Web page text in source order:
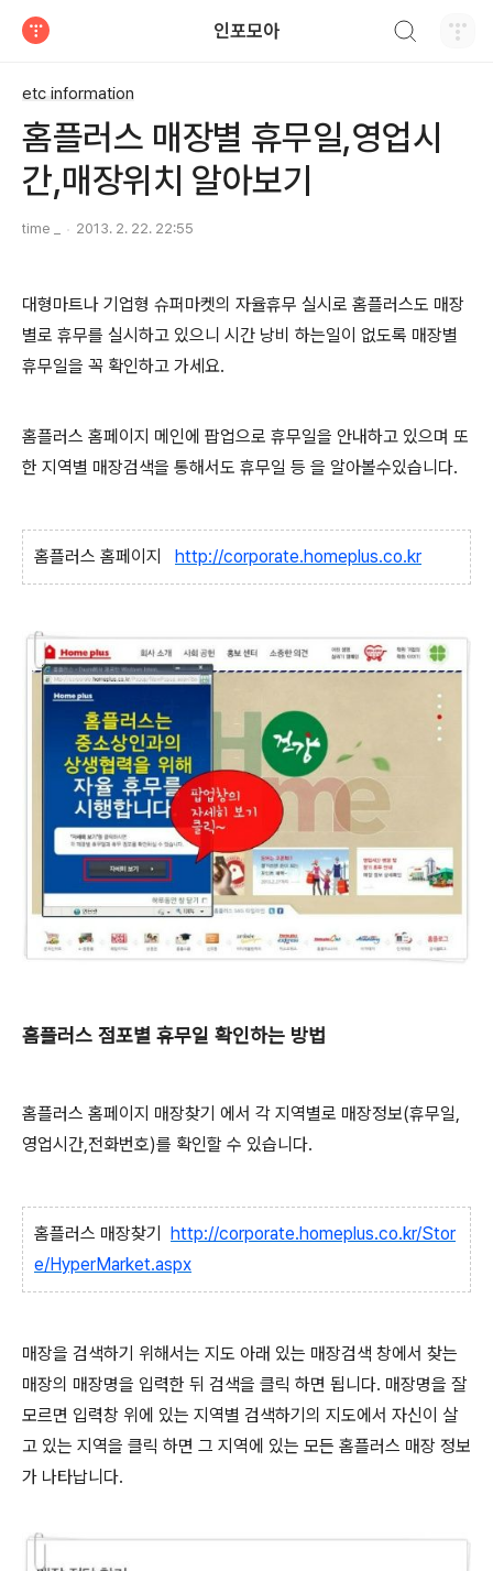
인포모아
etc information
홈플러스 매장별 휴무일,영업시
간,매장위치 알아보기
time _ 2013. 2. 22. 22:55
대형마트나 기업형 슈퍼마켓의 자율휴무 실시로 홈플러스도 매장
별로 휴무를 실시하고 있으니 시간 낭비 하는일이 없도록 매장별
휴무일을 꼭 확인하고 가세요.
홈플러스 홈페이지 메인에 팝업으로 휴무일을 안내하고 있으며 또
한 지역별 매장검색을 통해서도 휴무일 등 을 알아볼수있습니다.
홈플러스 홈페이지 http://corporate.homeplus.co.kr
홈플러스 점포별 휴무일 확인하는 방법
홈플러스 홈페이지 매장찾기 에서 각 지역별로 매장정보(휴무일,
영업시간,전화번호)를 확인할 수 있습니다.
홈플러스 매장찾기 http://corporate.homeplus.co.kr/Stor
e/HyperMarket.aspx
매장을 검색하기 위해서는 지도 아래 있는 매장검색 창에서 찾는
매장의 매장명을 입력한 뒤 검색을 클릭 하면 됩니다. 매장명을 잘
모르면 입력창 위에 있는 지역별 검색하기의 지도에서 자신이 살
고 있는 지역을 클릭 하면 그 지역에 있는 모든 홈플러스 매장 정보
가 나타납니다.